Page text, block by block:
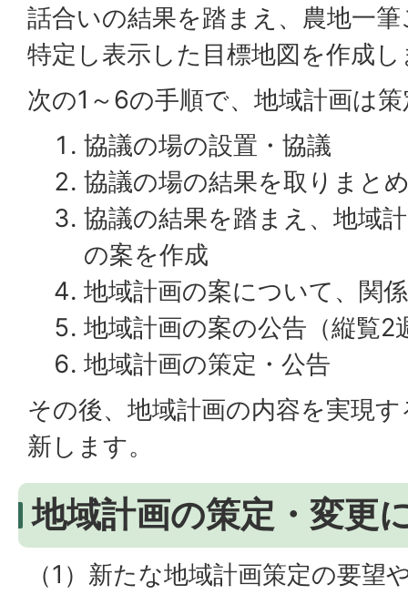
話合いの結果を踏まえ、農地一
特定し表示した目標地図を作成
次の1～6の手順で、地域計画は
協議の場の設置・協議
協議の場の結果を取りまと
協議の結果を踏まえ、地域
の案を作成
地域計画の案について、関
地域計画の案の公告（縦覧2
地域計画の策定・公告
その後、地域計画の内容を実現
新します。
地域計画の策定・変更
（1）新たな地域計画策定の要望